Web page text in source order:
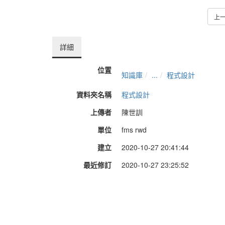
上
詳細
位置 知識庫 ...
程式設計
資料夾名稱
程式設計
上傳者
陳世訓
單位
fms rwd
建立
2020-10-27 20:41:44
最近修訂
2020-10-27 23:25:52